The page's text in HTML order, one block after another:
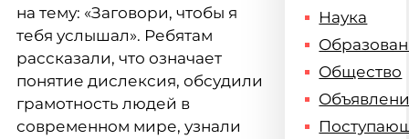
на тему: «Заговори, чтобы я
тебя услышал». Ребятам
рассказали, что означает
понятие дислексия, обсудили
грамотность людей в
современном мире, узнали
Наука
Общество